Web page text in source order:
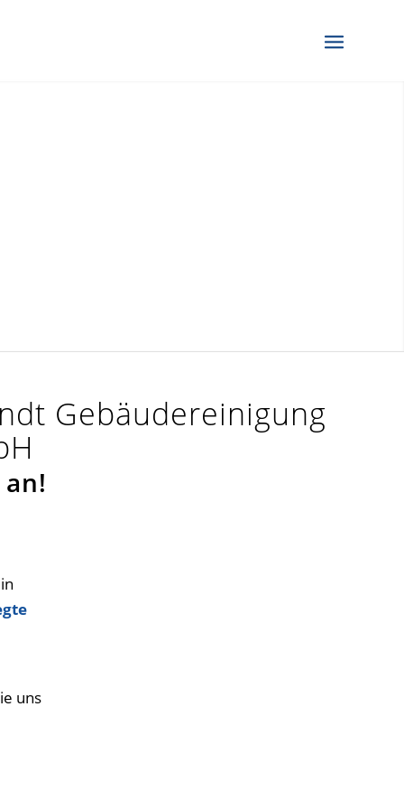
Gebäudereinigung
uns